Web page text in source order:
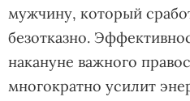
мужчину, который
безотказно.
накануне важного
многократно усилит